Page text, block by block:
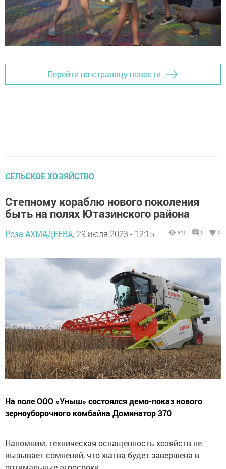
Перейти на страницу новости
СЕЛЬСКОЕ ХОЗЯЙСТВО
Степному кораблю нового поколения
быть на полях Ютазинского района
Роза АХМАДЕЕВА, 29 июля 2023 - 12:15 815 0 0
На поле ООО «Уныш» состоялся демо-показ нового
зерноуборочного комбайна Доминатор 370
Напомним, техническая оснащенность хозяйств не
вызывает сомнений, что жатва будет завершена в